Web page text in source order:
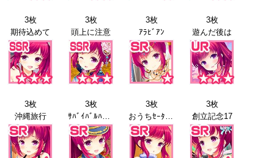
3枚
期待込めて
3枚
頭上に注意
3枚
ｱﾗﾋﾞｱﾝ
3枚
遊んだ後は
3枚
沖縄旅行
3枚
ｻﾊﾞｲﾊﾞﾙﾊﾞﾄﾙ17
3枚
おうちｾｰﾀｰ17
3枚
創立記念17